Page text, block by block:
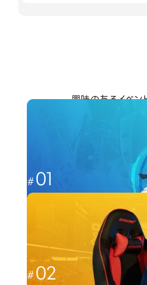
興味のあるイベン
分野か
01
これからのゲーム業界を担う人材へ
02